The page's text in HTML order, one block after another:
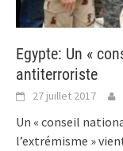
Egypte: Un «
antiterroriste
27 juillet 2017
Un « conseil
l’extrémisme »